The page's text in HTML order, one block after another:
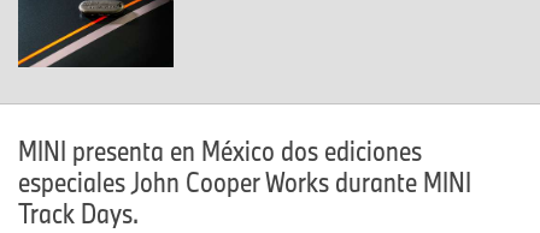
MINI presenta en México dos ediciones
especiales John Cooper Works durante MINI
Track Days.